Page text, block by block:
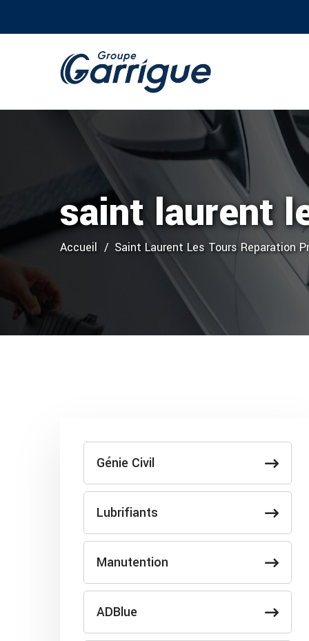
saint laurent
Accueil Saint Laurent Les Tours Reparation
Génie Civil
Lubrifiants
Manutention
ADBlue